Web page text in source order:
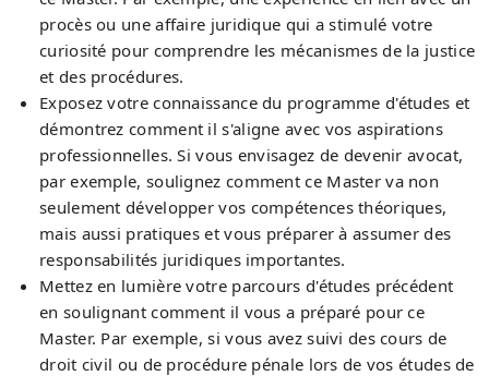
procès ou une affaire juridique qui a stimulé votre
curiosité pour comprendre les mécanismes de la justice
et des procédures.
Exposez votre connaissance du programme d'études et
démontrez comment il s'aligne avec vos aspirations
professionnelles. Si vous envisagez de devenir avocat,
par exemple, soulignez comment ce Master va non
seulement développer vos compétences théoriques,
mais aussi pratiques et vous préparer à assumer des
responsabilités juridiques importantes.
Mettez en lumière votre parcours d'études précédent
en soulignant comment il vous a préparé pour ce
Master. Par exemple, si vous avez suivi des cours de
droit civil ou de procédure pénale lors de vos études de